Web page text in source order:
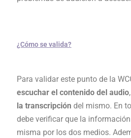
¿Cómo se valida?
Para validar este punto de la
escuchar el contenido del audio
la transcripción del mismo. En
debe verificar que la
misma por los dos medios.